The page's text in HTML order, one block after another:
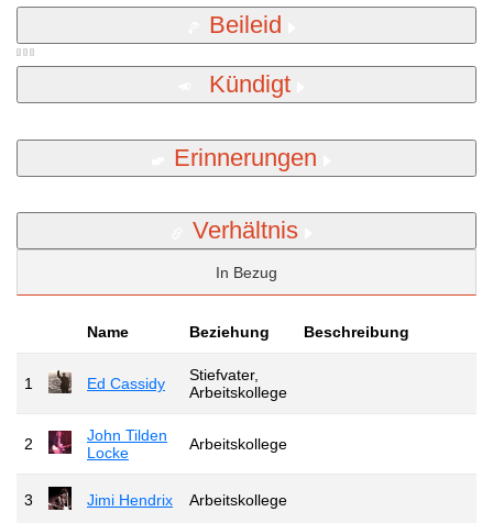
Beileid
Kündigt
Erinnerungen
Verhältnis
In Bezug
Name Beziehung Beschreibung
1 Ed Cassidy
Stiefvater,
Arbeitskollege
2
John Tilden
Locke
Arbeitskollege
3 Jimi Hendrix Arbeitskollege